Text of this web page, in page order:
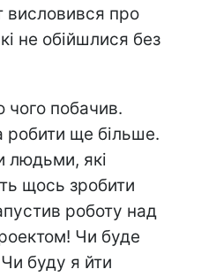
висловився про
не обійшлися без
чого побачив.
робити ще більше.
людьми, які
щось зробити
роботу над
Чи буде
буду я йти